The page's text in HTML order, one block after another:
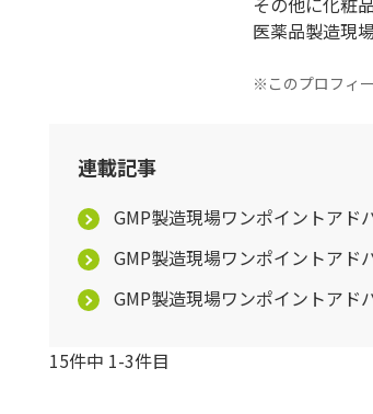
医薬品製造現
※このプロフィ
連載記事
GMP製造現場ワンポイントアド
GMP製造現場ワンポイントアド
GMP製造現場ワンポイントアド
15件中 1-3件目